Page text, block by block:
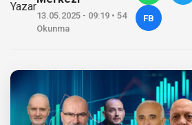
13.05.2025 - 09:19 • 54
Okunma
FB